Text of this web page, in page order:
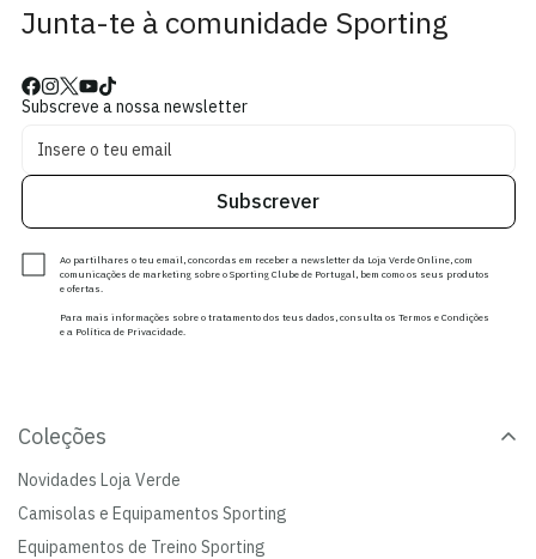
Junta-te à comunidade Sporting
Subscreve a nossa newsletter
Subscrever
Ao partilhares o teu email, concordas em receber a newsletter da Loja Verde Online, com
comunicações de marketing sobre o Sporting Clube de Portugal, bem como os seus produtos
e ofertas.
Para mais informações sobre o tratamento dos teus dados, consulta os Termos e Condições
e a Política de Privacidade.
Coleções
Novidades Loja Verde
Camisolas e Equipamentos Sporting
Equipamentos de Treino Sporting